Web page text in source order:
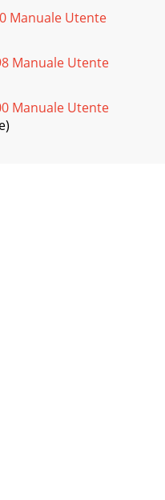
Manuale Utente
Manuale Utente
Manuale Utente